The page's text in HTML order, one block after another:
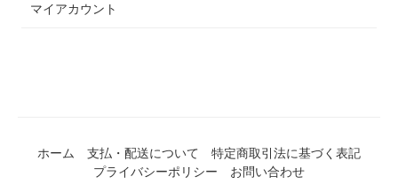
マイアカウント
ホーム 支払・配送について
特定商取引法に基づく表記
プライバシーポリシー
お問い合わせ